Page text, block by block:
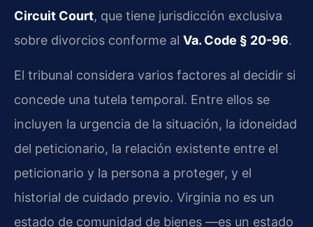
Circuit Court, que tiene jurisdicción exclusiva
sobre divorcios conforme al Va. Code § 20-96.
El tribunal considera varios factores al decidir si
concede una tutela temporal. Entre ellos se
incluyen la urgencia de la situación, la idoneidad
del peticionario, la relación existente entre el
peticionario y la persona a proteger, y el
historial de cuidado previo. Virginia no es un
estado de comunidad de bienes —es un estado